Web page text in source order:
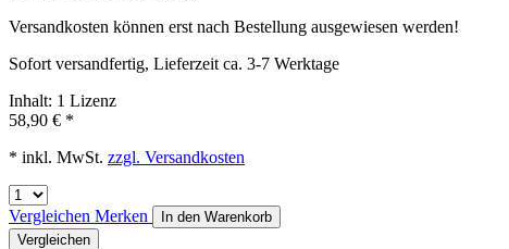
Versandkosten können erst nach Bestellung ausgewiesen werden!
Sofort versandfertig, Lieferzeit ca. 3-7 Werktage
Inhalt: 1 Lizenz
58,90 € *
* inkl. MwSt. zzgl. Versandkosten
Vergleichen Merken In den Warenkorb
Vergleichen